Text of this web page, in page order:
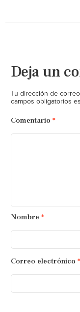
Deja un
Tu dirección de
campos obligatorios
Comentario *
Nombre *
Correo electrónico *